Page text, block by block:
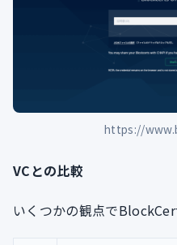
https://
VCとの比較
いくつかの観点で